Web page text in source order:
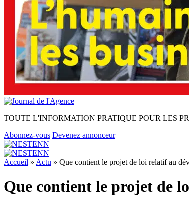
TOUTE L'INFORMATION PRATIQUE POUR LES
Abonnez-vous Devenez annonceur
Accueil » Actu » Que contient le projet de loi relatif au
Que contient le projet de